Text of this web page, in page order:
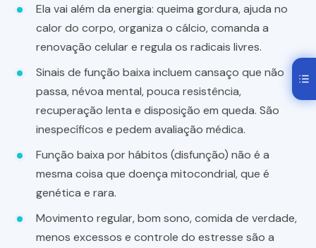
Ela vai além da energia: queima gordura, ajuda no
calor do corpo, organiza o cálcio, comanda a
renovação celular e regula os radicais livres.
Sinais de função baixa incluem cansaço que não
passa, névoa mental, pouca resistência,
recuperação lenta e disposição em queda. São
inespecíficos e pedem avaliação médica.
Função baixa por hábitos (disfunção) não é a
mesma coisa que doença mitocondrial, que é
genética e rara.
Movimento regular, bom sono, comida de verdade,
menos excessos e controle do estresse são a